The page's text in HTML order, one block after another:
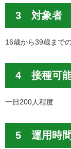
3 対象者
16歳から39歳まで
4 接種可
一日200人程度
5 運用時間